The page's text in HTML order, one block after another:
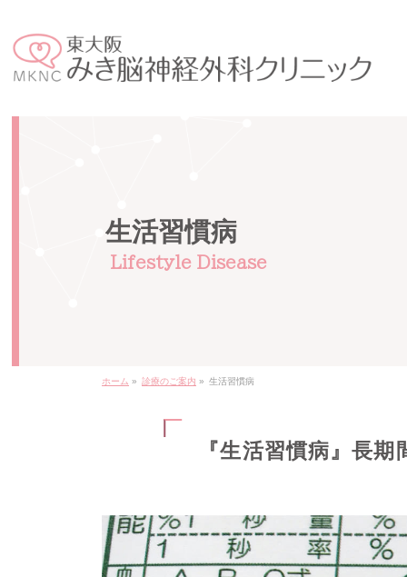
生活習慣病
ホーム » 診療のご案内 » 生活習慣病
『生活習慣病』長